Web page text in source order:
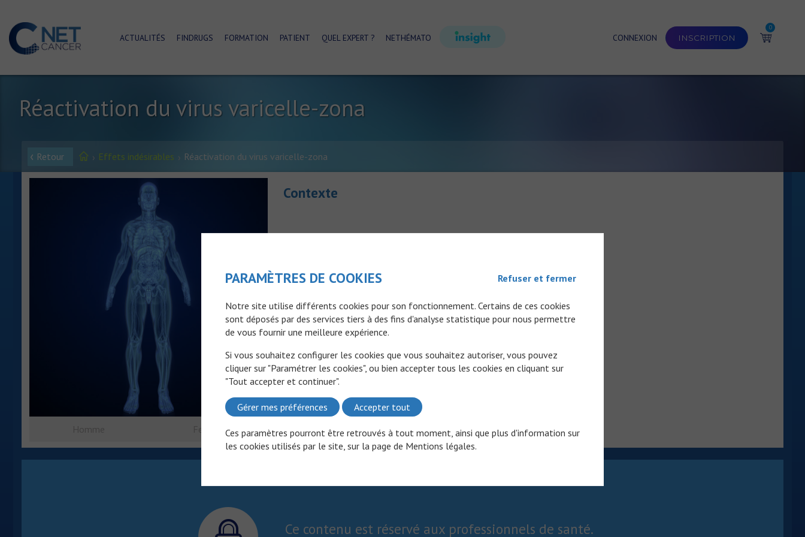
ACTUALITÉS FINDRUGS FORMATION PATIENT QUEL EXPERT ? NETHÉMATO CONNEXION INSCRIPTION
0
Réactivation du virus varicelle-zona
Retour Effets indésirables Réactivation du virus varicelle-zona
Contexte
Ce contenu est réservé aux professionnels de santé.
Refuser et fermer
PARAMÈTRES DE COOKIES
Notre site utilise différents cookies pour son fonctionnement. Certains de ces cookies
sont déposés par des services tiers à des fins d'analyse statistique pour nous permettre
de vous fournir une meilleure expérience.
Si vous souhaitez configurer les cookies que vous souhaitez autoriser, vous pouvez
cliquer sur "Paramétrer les cookies", ou bien accepter tous les cookies en cliquant sur
"Tout accepter et continuer".
Gérer mes préférences Accepter tout
Ces paramètres pourront être retrouvés à tout moment, ainsi que plus d'information sur
les cookies utilisés par le site, sur la page de Mentions légales.